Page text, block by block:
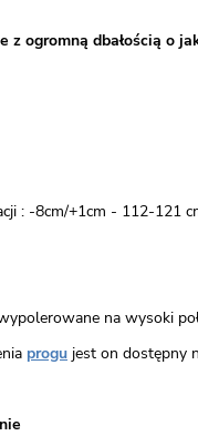
z ogromną dbałością o
: -8cm/+1cm - 112-121
na wysoki
progu jest on dostępny